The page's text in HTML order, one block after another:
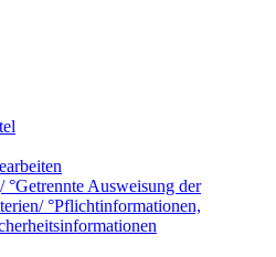
°Getrennte Ausweisung der
°Pflichtinformationen,